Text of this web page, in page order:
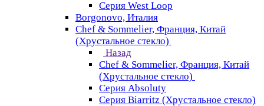
Серия West Loop
Borgonovo, Италия
Chef & Sommelier, Франция, Китай
(Хрустальное стекло)
Назад
Chef & Sommelier, Франция, Китай
(Хрустальное стекло)
Серия Absoluty
Серия Biarritz (Хрустальное стекло)